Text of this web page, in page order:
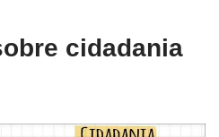
cidadania